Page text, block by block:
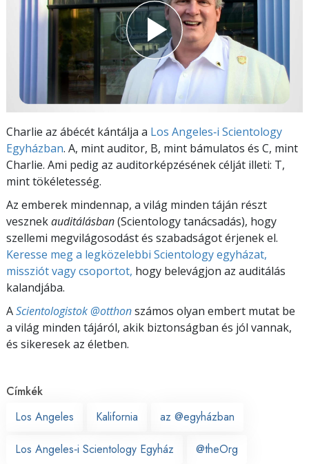
Charlie az ábécét kántálja a Los Angeles‑i Scientology
Egyházban. A, mint auditor, B, mint bámulatos és C, mint
Charlie. Ami pedig az auditorképzésének célját illeti: T,
mint tökéletesség.
Az emberek mindennap, a világ minden táján részt
vesznekauditálásban(Scientology tanácsadás), hogy
szellemi megvilágosodást és szabadságot érjenek el.
Keresse meg a legközelebbi Scientology egyházat,
missziót vagy csoportot, hogy belevágjon az auditálás
kalandjába.
AScientologistok @otthonszámos olyan embert mutat be
a világ minden tájáról, akik biztonságban és jól vannak,
és sikeresek az életben.
Címkék
Los Angeles
Kalifornia az @egyházban
Los Angeles‑i Scientology Egyház @theOrg